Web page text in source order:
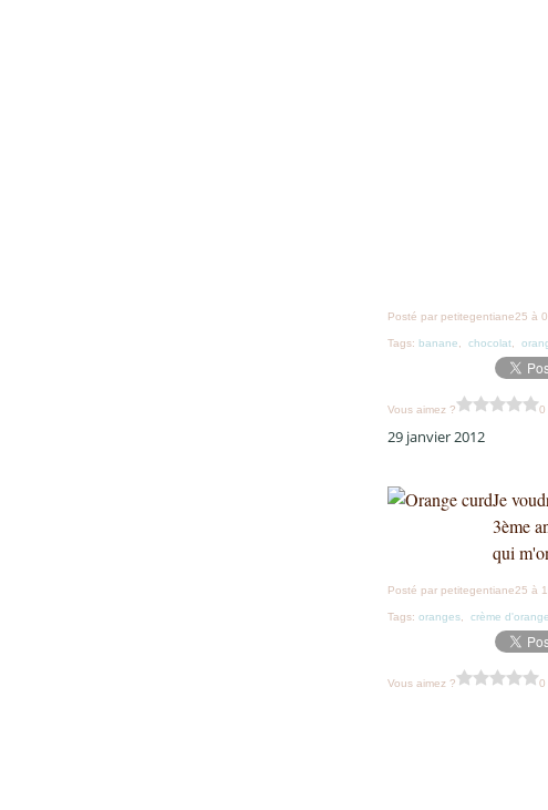
Posté par petitegentiane25 à
Tags: banane chocolat
Vous aimez ? 0
29 janvier 2012
Je
3ème
qui
Posté par petitegentiane25 à
Tags: oranges crème d'orange
Vous aimez ? 0